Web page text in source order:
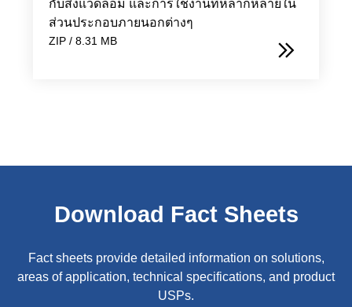
กับสิ่งแวดล้อม และการใช้งานที่หลากหลายใน
ส่วนประกอบภายนอกต่างๆ
ZIP / 8.31 MB
Download Fact Sheets
Fact sheets provide detailed information on solutions,
areas of application, technical specifications, and product
USPs.